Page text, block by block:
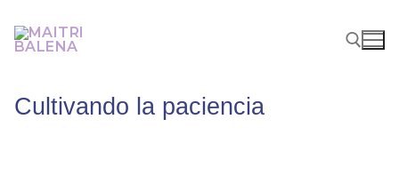
Cultivando la paciencia